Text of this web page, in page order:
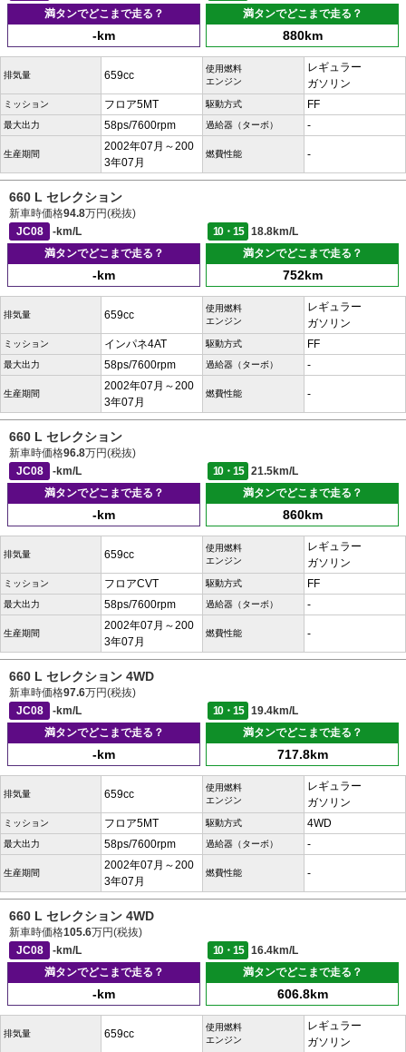
満タンでどこまで走る？
-km
満タンでどこまで走る？
880km
排気量 659cc
使用燃料
エンジン
レギュラー
ガソリン
ミッション フロア5MT 駆動方式 FF
最大出力 58ps/7600rpm 過給器（ターボ） -
生産期間
2002年07月～200
3年07月
燃費性能 -
660 L セレクション
新車時価格94.8万円(税抜)
JC08
-km/L 10・15
18.8km/L
満タンでどこまで走る？
-km
満タンでどこまで走る？
752km
排気量 659cc
使用燃料
エンジン
レギュラー
ガソリン
ミッション インパネ4AT 駆動方式 FF
最大出力 58ps/7600rpm 過給器（ターボ） -
生産期間
2002年07月～200
3年07月
燃費性能 -
660 L セレクション
新車時価格96.8万円(税抜)
JC08
-km/L 10・15
21.5km/L
満タンでどこまで走る？
-km
満タンでどこまで走る？
860km
排気量 659cc
使用燃料
エンジン
レギュラー
ガソリン
ミッション フロアCVT 駆動方式 FF
最大出力 58ps/7600rpm 過給器（ターボ） -
生産期間
2002年07月～200
3年07月
燃費性能 -
660 L セレクション 4WD
新車時価格97.6万円(税抜)
JC08
-km/L 10・15
19.4km/L
満タンでどこまで走る？
-km
満タンでどこまで走る？
717.8km
排気量 659cc
使用燃料
エンジン
レギュラー
ガソリン
ミッション フロア5MT 駆動方式 4WD
最大出力 58ps/7600rpm 過給器（ターボ） -
生産期間
2002年07月～200
3年07月
燃費性能 -
660 L セレクション 4WD
新車時価格105.6万円(税抜)
JC08
-km/L 10・15
16.4km/L
満タンでどこまで走る？
-km
満タンでどこまで走る？
606.8km
排気量 659cc
使用燃料
エンジン
レギュラー
ガソリン